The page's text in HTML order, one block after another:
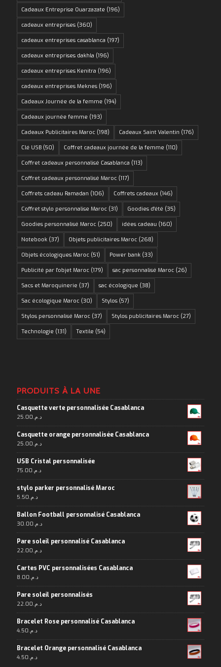
Cadeaux Entreprise Ouarzazate (196)
cadeaux entreprises(360)
cadeaux entreprises casablanca (197)
cadeaux entreprises dakhla (196)
cadeaux entreprises Kenitra (196)
cadeaux entreprises Meknes(196)
Cadeaux Journée de la femme (194)
Cadeaux journée femme (193)
Cadeaux Publicitaires Maroc(198) Cadeaux Saint Valentin (176)
Clé USB(50) Coffret cadeaux journée de la femme (110)
Coffret cadeaux personnalisé Casablanca (113)
Coffret cadeaux personnalisé Maroc(117)
Coffrets cadeau Ramadan (106) Coffrets cadeaux (146)
Coffret stylo personnalise Maroc(31) Goodies d'été (35)
Goodies personnalisé Maroc(250) idées cadeau (160)
Notebook(37) Objets publicitaires Maroc(268)
Objets écologiques Maroc(51) Power bank(33)
Publicité par l'objet Maroc(179) sac personnalisé Maroc(26)
Sacs et Maroquinerie (37) sac écologique (38)
Sac écologique Maroc(30) Stylos(57)
Stylos personnalisé Maroc(37) Stylos publicitaires Maroc(27)
Technologie (131) Textile (54)
PRODUITS À LA UNE
Casquette verte personnalisée Casablanca
د.م.25.00
Casquette orange personnalisée Casablanca
د.م.25.00
USB Cristal personnalisée
د.م.75.00
stylo parker personnalisé Maroc
د.م.5.50
Ballon Football personnalisé Casablanca
د.م.30.00
Pare soleil personnalisé Casablanca
د.م.22.00
Cartes PVC personnalisées Casablanca
د.م.8.00
Pare soleil personnalisés
د.م.22.00
Bracelet Rose personnalisé Casablanca
د.م.4.50
Bracelet Orange personnalisé Casablanca
د.م.4.50